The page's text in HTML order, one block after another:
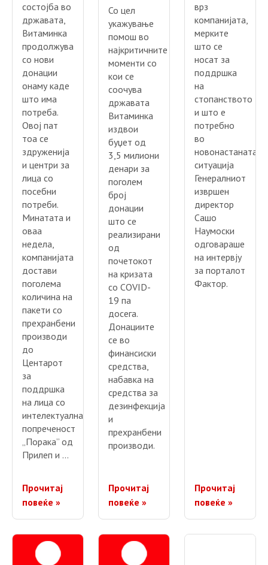
состојба во
државата,
Витаминка
продолжува
со нови
донации
онаму каде
што има
потреба.
Овој пат
тоа се
здруженија
и центри за
лица со
посебни
потреби.
Минатата и
оваа
недела,
компанијата
достави
поголема
количина на
пакети со
прехранбени
производи
до
Центарот
за
поддршка
на лица со
интелектуална
попреченост
„Порака” од
Прилеп и …
Прочитај
повеќе »
Со цел
укажување
помош во
најкритичните
моменти со
кои се
соочува
државата
Витаминка
издвои
буџет од
3,5 милиони
денари за
поголем
број
донации
што се
реализирани
од
почетокот
на кризата
со COVID-
19 па
досега.
Донациите
се во
финансиски
средства,
набавка на
средства за
дезинфекција
и
прехранбени
производи.
Прочитај
повеќе »
врз
компанијата,
мерките
што се
носат за
поддршка
на
стопанството
и што е
потребно
во
новонастанатата
ситуација
Генералниот
извршен
директор
Сашо
Наумоски
одговараше
на интервју
за порталот
Фактор.
Прочитај
повеќе »